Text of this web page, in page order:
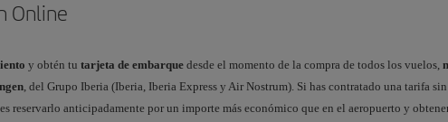
Online
y obtén tu tarjeta de embarque desde el momento de la compra de todos los vuelos,
, del Grupo Iberia (Iberia, Iberia Express y Air Nostrum). Si has contratado una tarifa
reservarlo anticipadamente por un importe más económico que en el aeropuerto y